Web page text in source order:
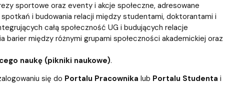
sportowe oraz eventy i akcje społeczne, adresowane
i budowania relacji między studentami, doktorantami i
całą społeczność UG i budujących relacje
między różnymi grupami społeczności akademickiej oraz
naukę (pikniki naukowe).
się do Portalu Pracownika lub Portalu Studenta i